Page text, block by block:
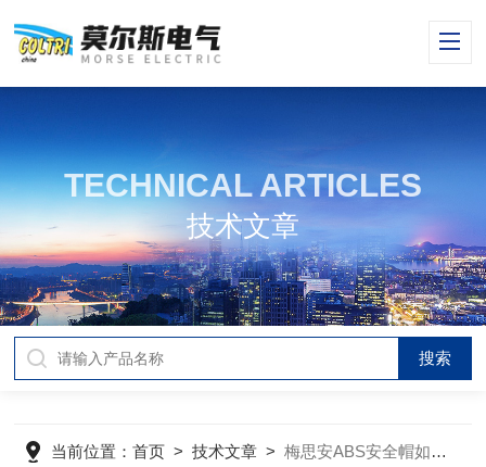
TECHNICAL ARTICLES
技术文章
当前位置：首页 >技术文章 >梅思安ABS安全帽如何保养你清楚吗？